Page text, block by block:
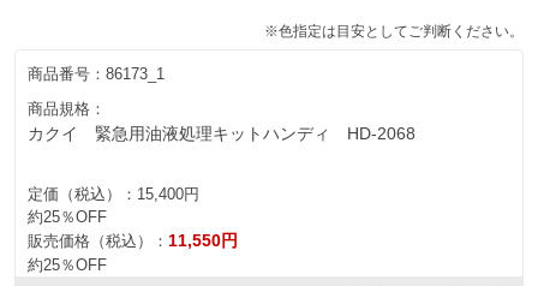
※色指定は目安としてご判断ください。
商品番号： 86173_1
商品規格：
カクイ 緊急用油液処理キットハンディ HD-2068
定価（税込）： 15,400円
約25％OFF
販売価格（税込）： 11,550円
約25％OFF